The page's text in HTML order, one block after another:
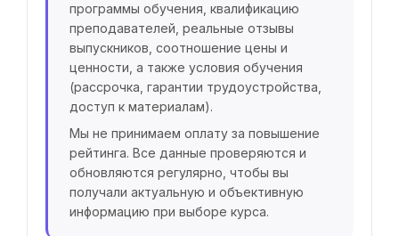
программы обучения, квалификацию
преподавателей, реальные отзывы
выпускников, соотношение цены и
ценности, а также условия обучения
(рассрочка, гарантии трудоустройства,
доступ к материалам).
Мы не принимаем оплату за повышение
рейтинга. Все данные проверяются и
обновляются регулярно, чтобы вы
получали актуальную и объективную
информацию при выборе курса.